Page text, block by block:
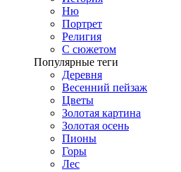
Ню
Портрет
Религия
С сюжетом
Популярные теги
Деревня
Весенний пейзаж
Цветы
Золотая картина
Золотая осень
Пионы
Горы
Лес